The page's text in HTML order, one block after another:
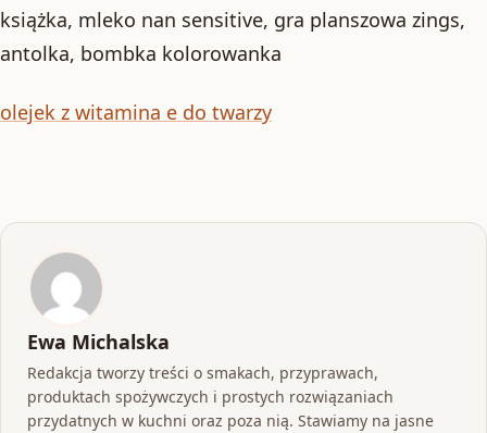
książka, mleko nan sensitive, gra planszowa zings,
antolka, bombka kolorowanka
olejek z witamina e do twarzy
Ewa Michalska
Redakcja tworzy treści o smakach, przyprawach,
produktach spożywczych i prostych rozwiązaniach
przydatnych w kuchni oraz poza nią. Stawiamy na jasne